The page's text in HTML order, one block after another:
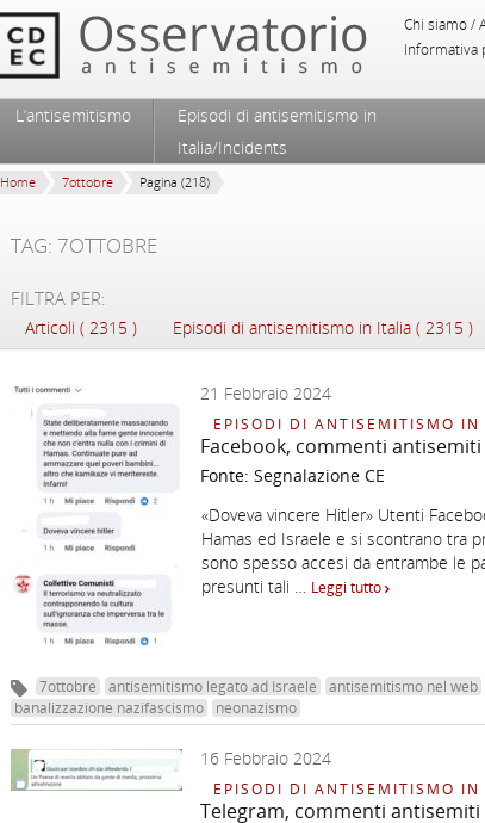
Chi siamo /
Informativa
Menu principale
Vai al contenuto principale
Vai al contenuto secondario
L’antisemitismo
Episodi di antisemitismo in
Italia/Incidents
Home 7ottobre Pagina (218)
TAG: 7OTTOBRE
FILTRA PER:
Articoli ( 2315 ) Episodi di antisemitismo in Italia ( 2315 )
21 Febbraio 2024
EPISODI DI ANTISEMITISMO IN
Facebook, commenti antisemiti
Fonte: Segnalazione CE
«Doveva vincere Hitler» Utenti
Hamas ed Israele e si scontrano tra
sono spesso accesi da entrambe le
presunti tali … Leggi tutto
7ottobre antisemitismo legato ad Israele antisemitismo nel web
banalizzazione nazifascismo
neonazismo
16 Febbraio 2024
EPISODI DI ANTISEMITISMO IN
Telegram, commenti antisemiti